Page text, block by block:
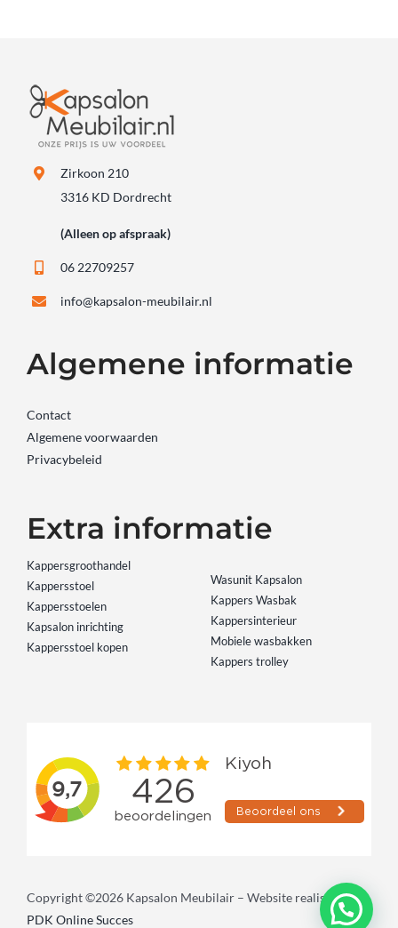
Zirkoon 210
3316 KD Dordrecht
(Alleen op afspraak)
06 22709257
info@kapsalon-meubilair.nl
Algemene informatie
Contact
Algemene voorwaarden
Privacybeleid
Extra informatie
Kappersgroothandel
Kappersstoel
Kappersstoelen
Kapsalon inrichting
Kappersstoel kopen
Wasunit Kapsalon
Kappers Wasbak
Kappersinterieur
Mobiele wasbakken
Kappers trolley
Copyright ©2026 Kapsalon Meubilair – Website realisatie:
PDK Online Succes